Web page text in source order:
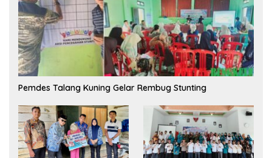
Pemdes Talang Kuning Gelar Rembug Stunting